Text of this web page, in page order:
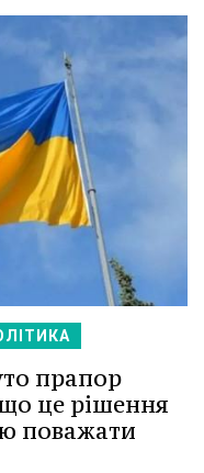
прапор
це рішення
поважати